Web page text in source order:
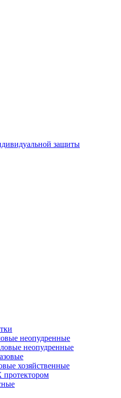
защиты
неопудренные
неопудренные
хозяйственные